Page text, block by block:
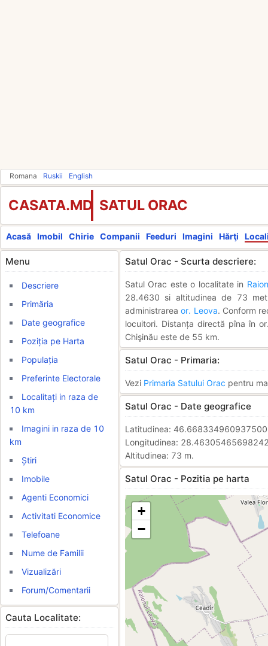
Romana Ruskii English
CASATA.MD SATUL ORAC
Acasă Imobil Chirie Companii Feeduri Imagini Hărţi
Menu
Descriere
Primăria
Date geografice
Poziția pe Harta
Populația
Preferinte Electorale
Localitați in raza de
10 km
Imagini in raza de 10
km
Știri
Imobile
Agenti Economici
Activitati Economice
Telefoane
Nume de Familii
Vizualizări
Forum/Comentarii
Cauta Localitate:
Satul Orac - Scurta descriere:
Satul Orac este o localitate in
28.4630 si altitudinea de 73
administrareaor. Leova. Conform
locuitori. Distanța directă pîna în
Chişinău este de 55 km.
Satul Orac - Primaria:
Vezi Primaria Satului Orac pentru
Satul Orac - Date geografice
Latitudinea:
Longitudinea:
Altitudinea: 73 m.
Satul Orac - Pozitia pe harta
+
−